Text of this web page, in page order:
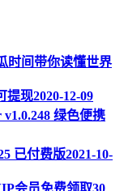
时间带你读懂世界
提现2020-12-09
v1.0.248 绿色便携
已付费版2021-10-
会员免费领取30